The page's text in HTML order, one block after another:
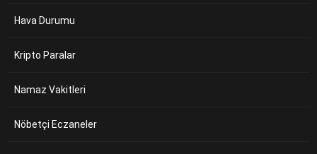
Hava Durumu
Kripto Paralar
Namaz Vakitleri
Nöbetçi Eczaneler